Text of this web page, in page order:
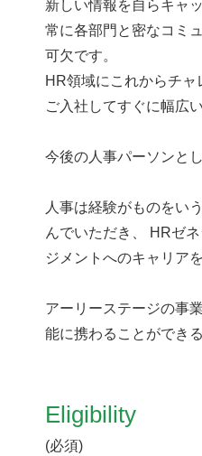
新しい情報を自らキャ
常に各部門と密なコミ
可欠です。
HR領域にこれからチャ
ご入社してすぐに幅広
今後の人事パーソンと
人事は経験がものをい
んでいただき、 HRゼ
ジメントへのキャリア
アーリーステージの事
能に携わることができ
Eligibility
(必須)